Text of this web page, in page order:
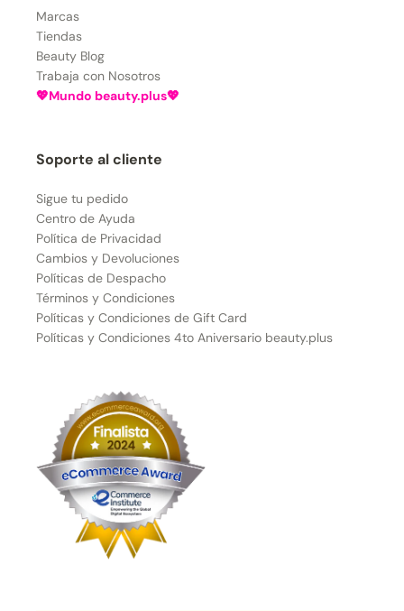
Marcas
Tiendas
Beauty Blog
Trabaja con Nosotros
💖Mundo beauty.plus💖
Soporte al cliente
Sigue tu pedido
Centro de Ayuda
Política de Privacidad
Cambios y Devoluciones
Políticas de Despacho
Términos y Condiciones
Políticas y Condiciones de Gift Card
Políticas y Condiciones 4to Aniversario beauty.plus